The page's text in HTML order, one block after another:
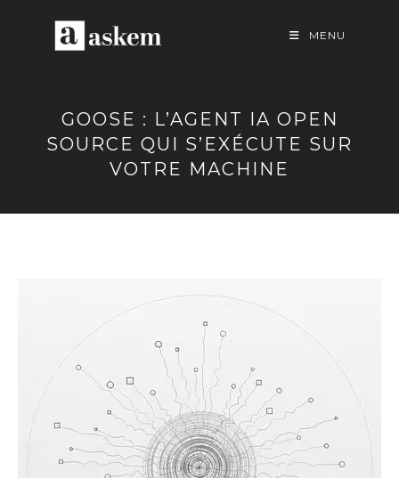
MENU
GOOSE : L’AGENT IA OPEN
SOURCE QUI S’EXÉCUTE SUR
VOTRE MACHINE